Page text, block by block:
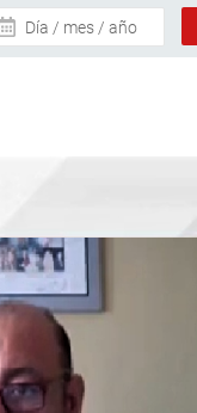
Día / mes / año